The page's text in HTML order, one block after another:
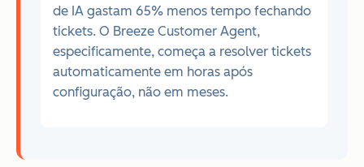
de IA gastam 65% menos tempo fechando
tickets. O Breeze Customer Agent,
especificamente, começa a resolver tickets
automaticamente em horas após
configuração, não em meses.